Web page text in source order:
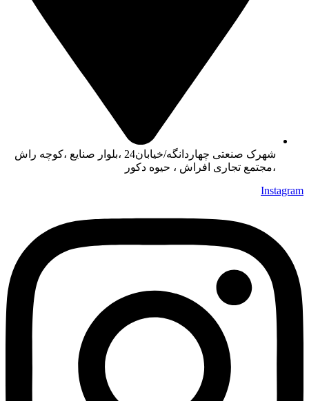
شهرک صنعتی چهاردانگه/خیابان24 ،بلوار صنایع ،کوچه راش
،مجتمع تجاری افراش ، حیوه دکور
Instagram